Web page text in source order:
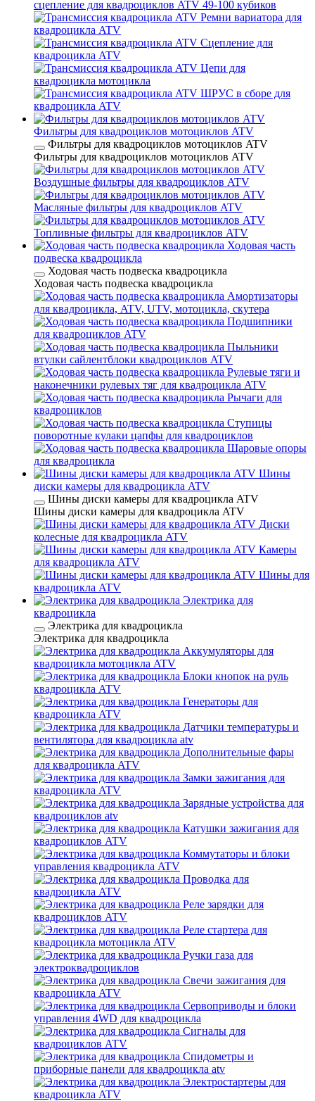
сцепление для квадроциклов ATV 49-100 кубиков
Ремни вариатора для
квадроцикла ATV
Сцепление для
квадроцикла ATV
Цепи для
квадроцикла мотоцикла
ШРУС в сборе для
квадроцикла ATV
Фильтры для квадроциклов мотоциклов ATV
Фильтры для квадроциклов мотоциклов ATV
Фильтры для квадроциклов мотоциклов ATV
Воздушные фильтры для квадроциклов ATV
Масляные фильтры для квадроциклов ATV
Топливные фильтры для квадроциклов ATV
Ходовая часть
подвеска квадроцикла
Ходовая часть подвеска квадроцикла
Ходовая часть подвеска квадроцикла
Амортизаторы
для квадроцикла, ATV, UTV, мотоцикла, скутера
Подшипники
для квадроциклов ATV
Пыльники
втулки сайлентблоки квадроциклов ATV
Рулевые тяги и
наконечники рулевых тяг для квадроцикла ATV
Рычаги для
квадроциклов
Ступицы
поворотные кулаки цапфы для квадроциклов
Шаровые опоры
для квадроцикла
Шины
диски камеры для квадроцикла ATV
Шины диски камеры для квадроцикла ATV
Шины диски камеры для квадроцикла ATV
Диски
колесные для квадроцикла ATV
Камеры
для квадроцикла ATV
Шины для
квадроцикла ATV
Электрика для
квадроцикла
Электрика для квадроцикла
Электрика для квадроцикла
Аккумуляторы для
квадроцикла мотоцикла ATV
Блоки кнопок на руль
квадроцикла ATV
Генераторы для
квадроцикла ATV
Датчики температуры и
вентилятора для квадроцикла atv
Дополнительные фары
для квадроцикла ATV
Замки зажигания для
квадроцикла ATV
Зарядные устройства для
квадроциклов atv
Катушки зажигания для
квадроциклов ATV
Коммутаторы и блоки
управления квадроцикла ATV
Проводка для
квадроцикла ATV
Реле зарядки для
квадроциклов ATV
Реле стартера для
квадроцикла мотоцикла ATV
Ручки газа для
электроквадроциклов
Свечи зажигания для
квадроцикла ATV
Сервоприводы и блоки
управления 4WD для квадроцикла
Сигналы для
квадроциклов ATV
Спидометры и
приборные панели для квадроцикла atv
Электростартеры для
квадроцикла ATV